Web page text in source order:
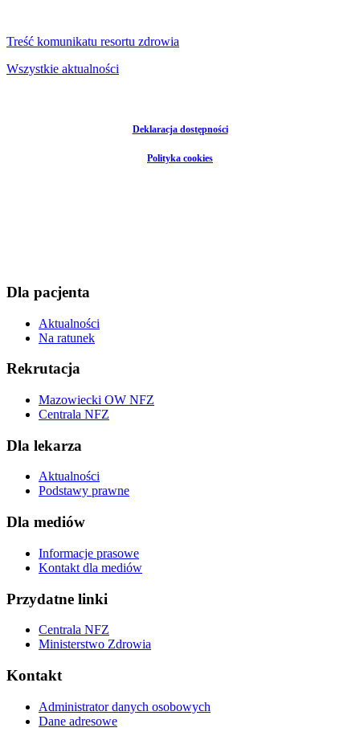
Treść komunikatu resortu zdrowia
Wszystkie aktualności
Deklaracja dostępności
Polityka cookies
Dla pacjenta
Aktualności
Na ratunek
Rekrutacja
Mazowiecki OW NFZ
Centrala NFZ
Dla lekarza
Aktualności
Podstawy prawne
Dla mediów
Informacje prasowe
Kontakt dla mediów
Przydatne linki
Centrala NFZ
Ministerstwo Zdrowia
Kontakt
Administrator danych osobowych
Dane adresowe